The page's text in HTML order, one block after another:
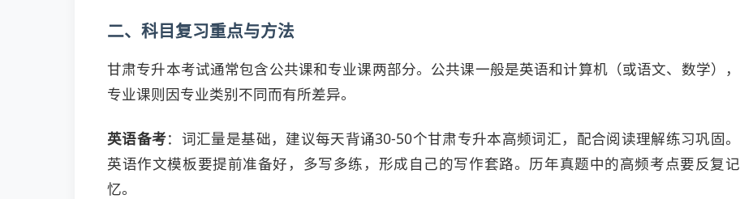
二、科目复习重点与方法
甘肃专升本考试通常包含公共课和专业课两部分。公共课一般是英语和计算机（或语文、数学），
专业课则因专业类别不同而有所差异。
英语备考：词汇量是基础，建议每天背诵30-50个甘肃专升本高频词汇，配合阅读理解练习巩固。
英语作文模板要提前准备好，多写多练，形成自己的写作套路。历年真题中的高频考点要反复记
忆。